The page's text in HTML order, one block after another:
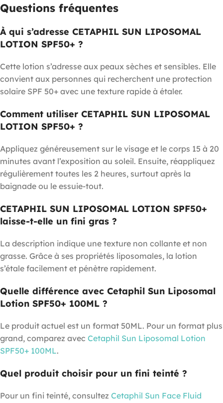
Questions fréquentes
À qui s’adresse CETAPHIL SUN LIPOSOMAL
LOTION SPF50+ ?
Cette lotion s’adresse aux peaux sèches et sensibles. Elle
convient aux personnes qui recherchent une protection
solaire SPF 50+ avec une texture rapide à étaler.
Comment utiliser CETAPHIL SUN LIPOSOMAL
LOTION SPF50+ ?
Appliquez généreusement sur le visage et le corps 15 à 20
minutes avant l’exposition au soleil. Ensuite, réappliquez
régulièrement toutes les 2 heures, surtout après la
baignade ou le essuie-tout.
CETAPHIL SUN LIPOSOMAL LOTION SPF50+
laisse-t-elle un fini gras ?
La description indique une texture non collante et non
grasse. Grâce à ses propriétés liposomales, la lotion
s’étale facilement et pénètre rapidement.
Quelle différence avec Cetaphil Sun Liposomal
Lotion SPF50+ 100ML ?
Le produit actuel est un format 50ML. Pour un format plus
grand, comparez avec Cetaphil Sun Liposomal Lotion
SPF50+ 100ML.
Quel produit choisir pour un fini teinté ?
Pour un fini teinté, consultez Cetaphil Sun Face Fluid